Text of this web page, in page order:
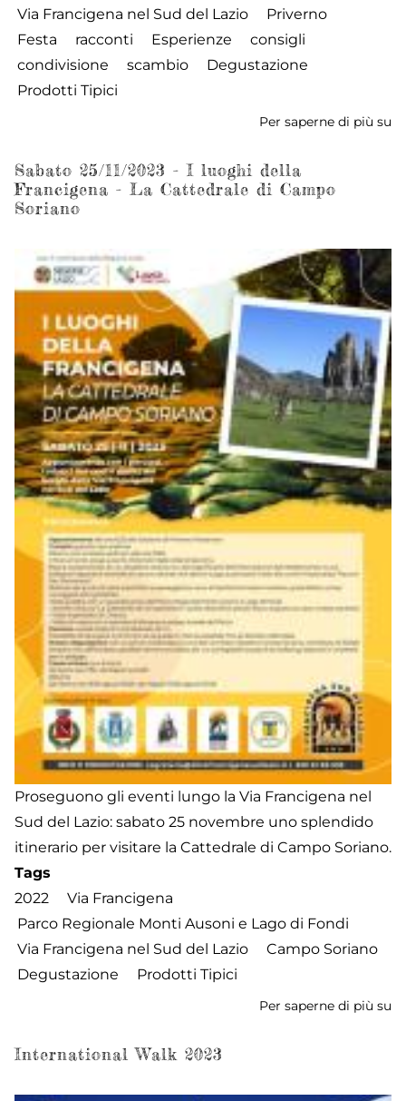
Via Francigena nel Sud del Lazio
Priverno
Festa
racconti Esperienze
consigli
condivisione
scambio
Degustazione
Prodotti Tipici
Per saperne di più su
Sabato 25/11/2023 - I luoghi della
Francigena - La Cattedrale di Campo
Soriano
Proseguono gli eventi lungo la Via Francigena nel
Sud del Lazio: sabato 25 novembre uno splendido
itinerario per visitare la Cattedrale di Campo Soriano.
Tags
2022
Via Francigena
Parco Regionale Monti Ausoni e Lago di Fondi
Via Francigena nel Sud del Lazio
Campo Soriano
Degustazione
Prodotti Tipici
Per saperne di più su
International Walk 2023